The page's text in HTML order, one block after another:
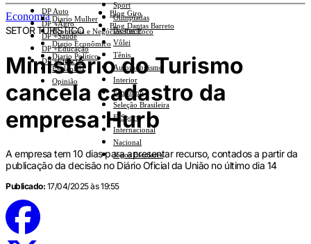
Sport
Olimpíadas
Basquete
Vôlei
Tênis
Automobilismo
Interior
Feminino
Seleção Brasileira
E-Sports
Internacional
Nacional
Jogos Escolares
DP Auto
DP +Agro
DP +Saúde
DP +Educação
DP +Ciências
Diario Mulher
Economia e Negócios Em Foco
Diario Econômico
Diario Político
Esplanada
Opinião
Blog Giro
Blog Dantas Barreto
Economia
SETOR TURÍSTICO
Ministério do Turismo
cancela cadastro da
empresa Hurb
A empresa tem 10 dias para apresentar recurso, contados a partir da
publicação da decisão no Diário Oficial da União no último dia 14
Publicado: 17/04/2025 às 19:55